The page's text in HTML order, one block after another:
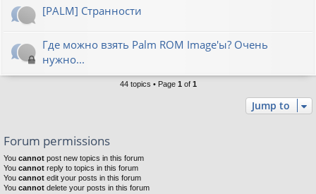
[PALM] Странности
Где можно взять Palm ROM Image'ы? Очень
нужно...
44 topics • Page 1 of 1
Jump to
Forum permissions
You cannot post new topics in this forum
You cannot reply to topics in this forum
You cannot edit your posts in this forum
You cannot delete your posts in this forum